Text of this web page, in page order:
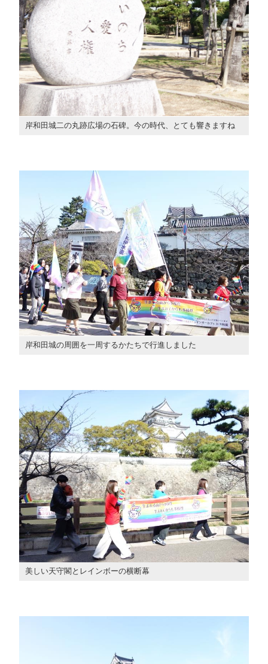
岸和田城二の丸跡広場の石碑。今の時代、とても響きますね
岸和田城の周囲を一周するかたちで行進しました
美しい天守閣とレインボーの横断幕